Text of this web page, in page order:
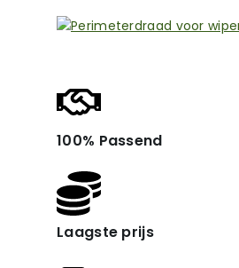
100% Passend
Laagste prijs